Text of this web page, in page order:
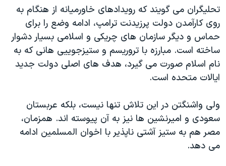
تحلیگران می گویند که رویدادهای خاورمیانه از هنگام به
روی کارآمدن دولت پرزیدنت ترامپ، ادامه وضع را برای
حماس و دیگر سازمان های چریکی و اسلامی بسیار دشوار
ساخته است. مبارزه با تروریسم و ستیزجوییی هانی که به
نام اسلام صورت می گیرد، هدف های اصلی دولت جدید
ایالات متحده است.
ولی واشنگتن در این تلاش تنها نیست، بلکه عربستان
سعودی و امیرنشین ها نیز به آن پیوسته اند. همزمان،
مصر هم به ستیز آشتی ناپذیر با اخوان المسلمین ادامه
می دهد.